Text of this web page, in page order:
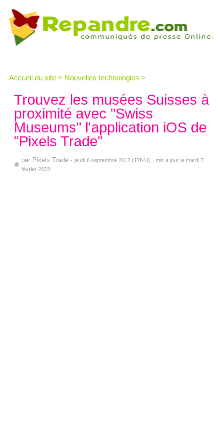
Accueil du site > Nouvelles technologies >
Trouvez les musées Suisses à
proximité avec "Swiss
Museums" l'application iOS de
"Pixels Trade"
par Pixels Trade - jeudi 6 septembre 2012 (17h41)
, mis a jour le mardi 7
février 2023